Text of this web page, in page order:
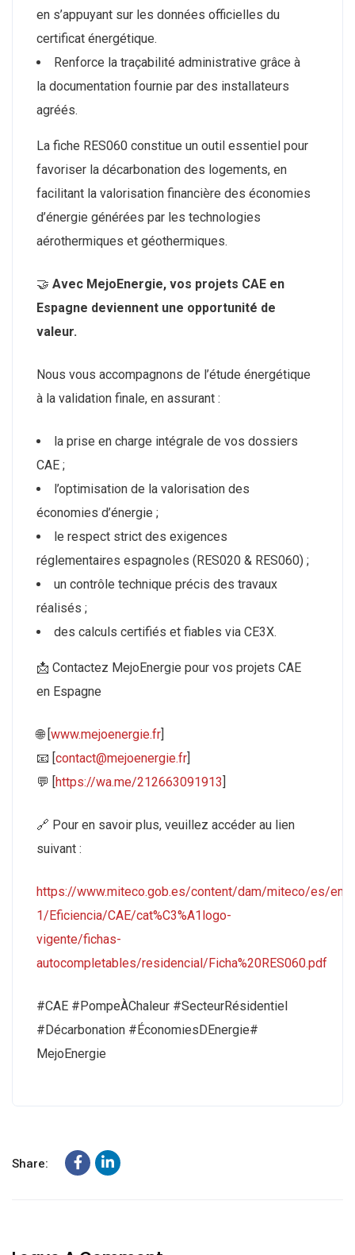
en s’appuyant sur les données officielles du
certificat énergétique.
Renforce la traçabilité administrative grâce à
la documentation fournie par des installateurs
agréés.
La fiche RES060 constitue un outil essentiel pour
favoriser la décarbonation des logements, en
facilitant la valorisation financière des économies
d’énergie générées par les technologies
aérothermiques et géothermiques.
🤝 Avec MejoEnergie, vos projets CAE en
Espagne deviennent une opportunité de
valeur.
Nous vous accompagnons de l’étude énergétique
à la validation finale, en assurant :
la prise en charge intégrale de vos dossiers
CAE ;
l’optimisation de la valorisation des
économies d’énergie ;
le respect strict des exigences
réglementaires espagnoles (RES020 & RES060) ;
un contrôle technique précis des travaux
réalisés ;
des calculs certifiés et fiables via CE3X.
📩 Contactez MejoEnergie pour vos projets CAE
en Espagne
🌐 [ www.mejoenergie.fr
📧 [ contact@mejoenergie.fr
💬 [
https://wa.me/212663091913
🔗 Pour en savoir plus, veuillez accéder au lien
suivant :
https://www.miteco.gob.es/content/dam/miteco/es/
1/Eficiencia/CAE/cat%C3%A1logo-
vigente/fichas-
autocompletables/residencial/Ficha%20RES060.pdf
#CAE #PompeÀChaleur #SecteurRésidentiel
#Décarbonation #ÉconomiesDEnergie#
MejoEnergie
Share: